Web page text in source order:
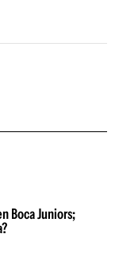
Boca Juniors;